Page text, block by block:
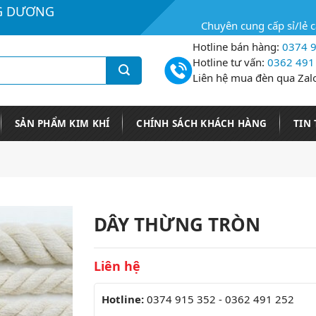
DƯƠNG
Chuyên cung cấp sỉ/lẻ
Hotline bán hàng: 0374
Hotline tư vấn: 0362
Liên hệ mua đèn qua
SẢN PHẨM KIM KHÍ CHÍNH SÁCH KHÁCH HÀNG TIN
DÂY THỪNG TRÒN
Liên hệ
Hotline: 0374 915 352 - 0362 491 252